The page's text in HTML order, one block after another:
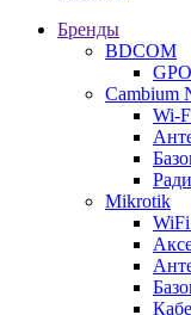
Бренды
BDCOM
Cambium
Wi-
Mikrotik
WiFi